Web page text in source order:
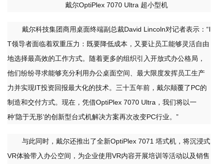
戴尔OptiPlex 7070 Ultra 超小型机
戴尔科技集团商用桌面终端副总裁David Lincoln对记者表示：“I
T领导者面临着双重压力：既要降低成本，又要让员工能够灵活自由
地选择最高效的工作方式。随着更多的组织引入开放式办公格局，
他们纷纷寻求能够充分利用办公桌面空间、最大限度发挥员工生产
力并实现IT投资回报最大化的技术。三十五年前，戴尔颠覆了PC的
制造和交付方式。现在，凭借OptiPlex 7070 Ultra，我们将以一
种‘隐于无形’的创新型台式机解决方案再次改变PC行业。”
与此同时，戴尔还推出了全新OptiPlex 7071 塔式机，将沉浸式
VR体验带入办公空间，为企业使用VR内容开展培训等活动以及销售